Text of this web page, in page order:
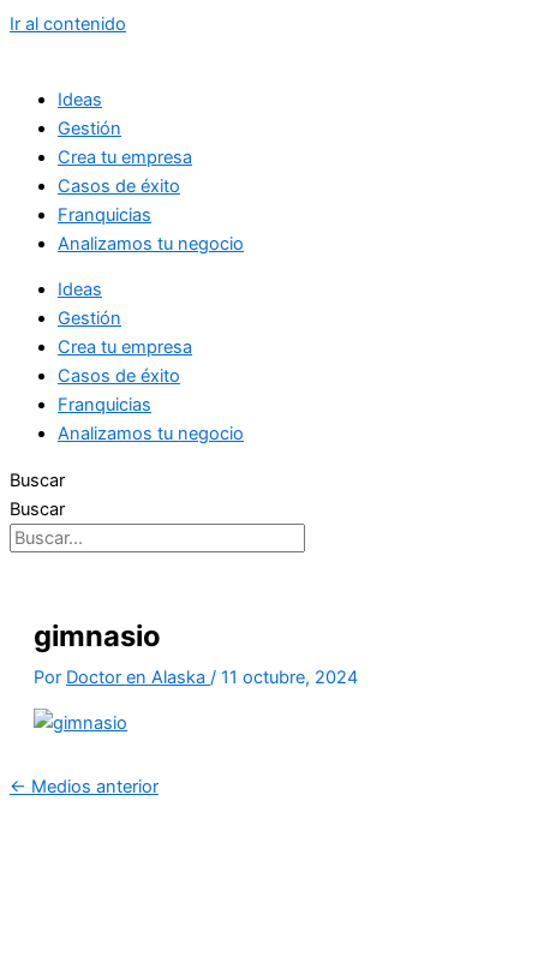
Ir al contenido
Ideas
Gestión
Crea tu empresa
Casos de éxito
Franquicias
Analizamos tu negocio
Ideas
Gestión
Crea tu empresa
Casos de éxito
Franquicias
Analizamos tu negocio
Buscar
Buscar
gimnasio
Por Doctor en Alaska / 11 octubre, 2024
← Medios anterior